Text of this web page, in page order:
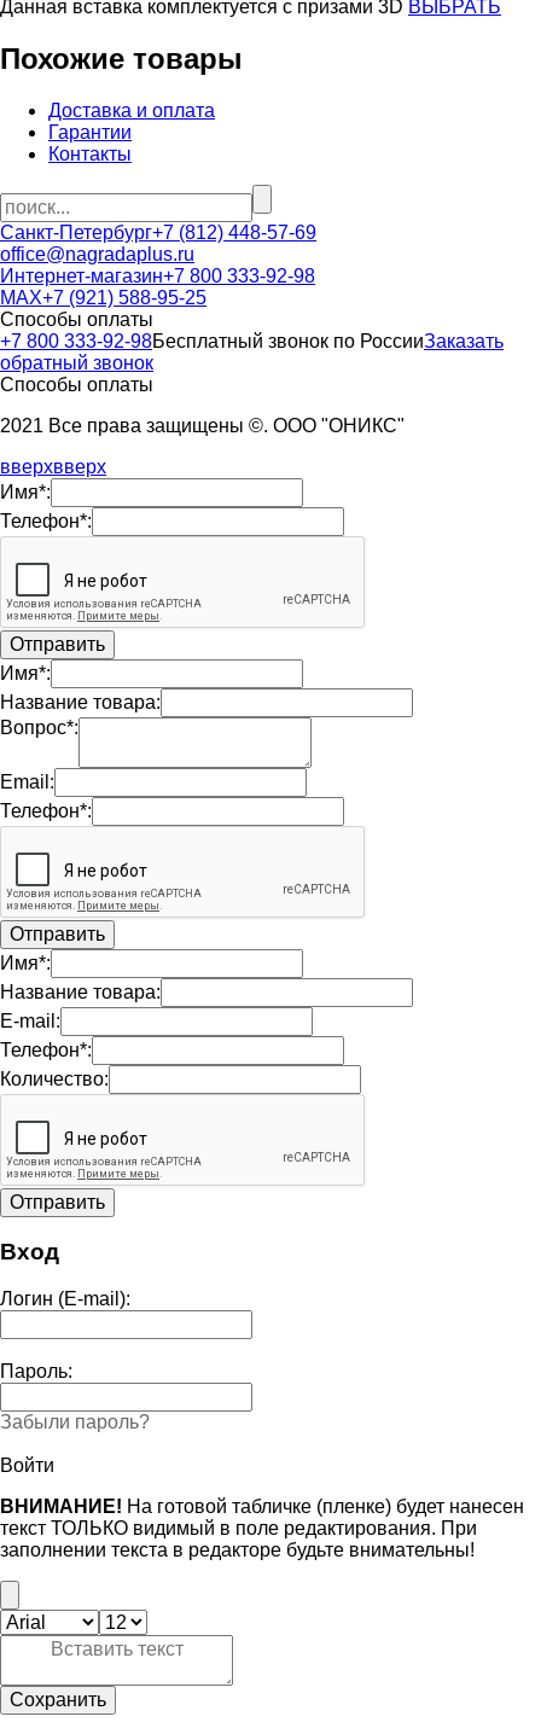
Данная вставка комплектуется c призами 3D ВЫБРАТЬ
Похожие товары
Доставка и оплата
Гарантии
Контакты
Санкт-Петербург+7 (812) 448-57-69
office@nagradaplus.ru
Интернет-магазин+7 800 333-92-98
MAX+7 (921) 588-95-25
Способы оплаты
+7 800 333-92-98Бесплатный звонок по РоссииЗаказать
обратный звонок
Способы оплаты
2021 Все права защищены ©. ООО "ОНИКС"
вверхвверх
Имя*:
Телефон*:
Имя*:
Название товара:
Вопрос*:
Email:
Телефон*:
Имя*:
Название товара:
E-mail:
Телефон*:
Количество:
Вход
Логин (E-mail):
Пароль:
Забыли пароль?
Войти
ВНИМАНИЕ! На готовой табличке (пленке) будет нанесен
текст ТОЛЬКО видимый в поле редактирования. При
заполнении текста в редакторе будьте внимательны!
Сохранить